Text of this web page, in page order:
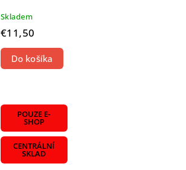
Skladem
€11,50
Do košíka
POUZE E-
SHOP
CENTRÁLNÍ
SKLAD